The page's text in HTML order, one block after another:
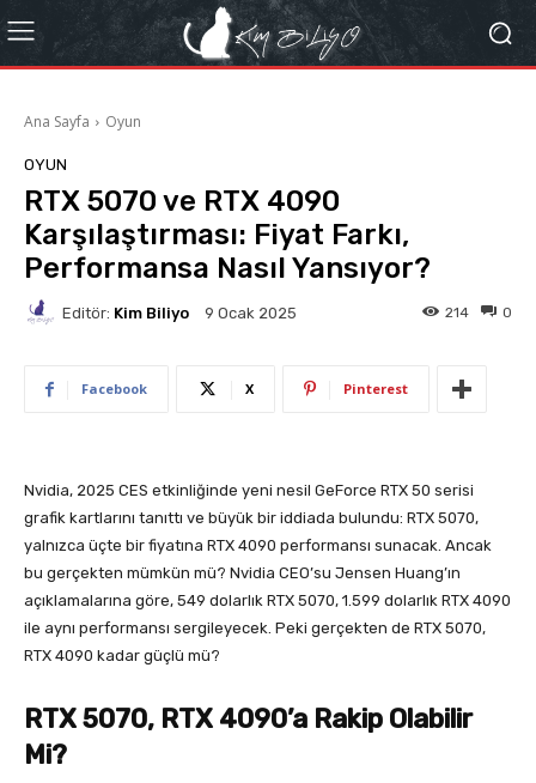
Ana Sayfa Oyun
OYUN
RTX 5070 ve RTX 4090
Karşılaştırması: Fiyat Farkı,
Performansa Nasıl Yansıyor?
Editör: Kim Biliyo 9 Ocak 2025 0
214
Facebook X Pinterest
Nvidia, 2025 CES etkinliğinde yeni nesil GeForce RTX 50 serisi
grafik kartlarını tanıttı ve büyük bir iddiada bulundu: RTX 5070,
yalnızca üçte bir fiyatına RTX 4090 performansı sunacak. Ancak
bu gerçekten mümkün mü? Nvidia CEO’su Jensen Huang’ın
açıklamalarına göre, 549 dolarlık RTX 5070, 1.599 dolarlık RTX 4090
ile aynı performansı sergileyecek. Peki gerçekten de RTX 5070,
RTX 4090 kadar güçlü mü?
RTX 5070, RTX 4090’a Rakip Olabilir
Mi?